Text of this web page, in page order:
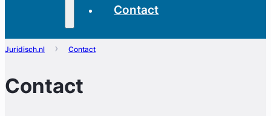
Contact
Juridisch.nl Contact
Contact